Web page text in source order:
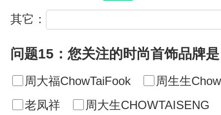
其它：
问题15：您关注的时尚首饰品牌
周大福ChowTaiFook
周生生
老凤祥
周大生CHOWTAISENG